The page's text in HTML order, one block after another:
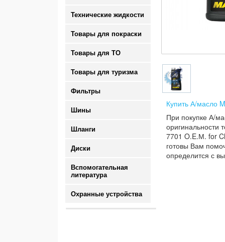
Технические жидкости
Товары для покраски
Товары для ТО
Товары для туризма
Фильтры
Шины
Шланги
Диски
Вспомогательная
литература
Охранные устройства
Купить А/масло
При покупке А/
оригинальности
7701 O.E.М. for
готовы Вам
определится с